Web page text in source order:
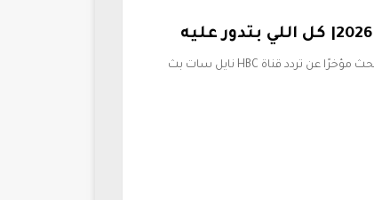
بعد ظهورها واكتسابها شهرة كبيرة بين الجماهير، زاد البحث مؤخرًا عن تردد قناة HBC نايل سات بث